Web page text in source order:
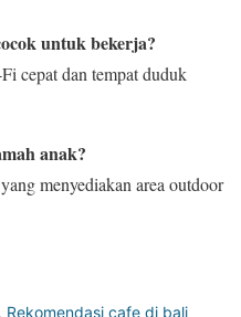
untuk bekerja?
cepat dan tempat duduk
anak?
menyediakan area outdoor
, Rekomendasi cafe di bali